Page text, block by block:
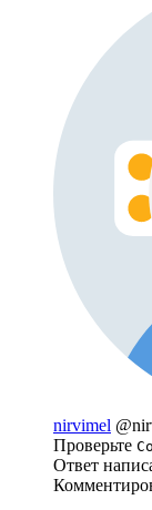
nirvimel
Проверьте
Ответ